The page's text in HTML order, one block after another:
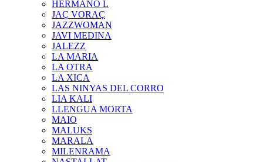
HERMANO L
JAÇ VORAÇ
JAZZWOMAN
JAVI MEDINA
JALEZZ
LA MARIA
LA OTRA
LA XICA
LAS NINYAS DEL CORRO
LIA KALI
LLENGUA MORTA
MAIO
MALUKS
MARALA
MILENRAMA